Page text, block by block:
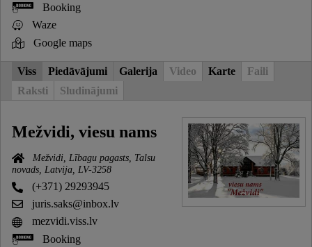
Booking
Waze
Google maps
Viss Piedāvājumi Galerija Video Karte
Faili
Raksti
Sludinājumi
Mežvidi, viesu nams
Mežvidi, Lībagu pagasts, Talsu
novads, Latvija, LV-3258
(+371) 29293945
juris.saks@inbox.lv
mezvidi.viss.lv
Booking